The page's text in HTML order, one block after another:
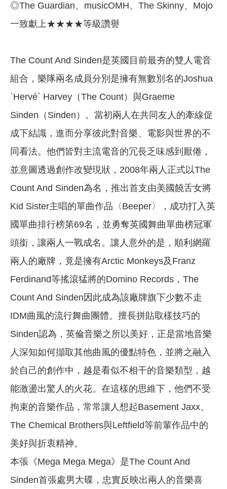
◎The Guardian、musicOMH、The Skinny、Mojo
一致獻上★★★★等級讚譽
The Count And Sinden是英國目前最夯的雙人電音
組合，樂隊兩名成員分別是擁有無數別名的Joshua
`Hervé` Harvey（The Count）與Graeme
Sinden（Sinden）。當初兩人在共同友人的牽線促
成下結識，進而分享彼此對音樂、電影與世界的不
同看法。他們皆對主流電音的冗長乏味感到厭倦，
並意圖透過創作改變現狀，2008年兩人正式以The
Count And Sinden為名，推出首支由美國饒舌女將
Kid Sister主唱的單曲作品〈Beeper〉，成功打入英
國單曲排行榜第69名，並勇奪英國舞曲單曲榜冠軍
頭銜，讓兩人一戰成名。讓人意外的是，順利網羅
兩人的廠牌，竟是擁有Arctic Monkeys及Franz
Ferdinand等搖滾猛將的Domino Records，The
Count And Sinden因此成為該廠牌旗下少數不走
IDM曲風的流行舞曲團體。擅長拼貼取樣技巧的
Sinden認為，英倫音樂之所以美好，正是當地音樂
人深知如何擷取其他曲風的優點特色，並將之融入
於自己的創作中，越是看似不相干的音樂類型，越
能激盪出驚人的火花。在這樣的思維下，他們不受
拘束的音樂作品，常常讓人想起Basement Jaxx、
The Chemical Brothers與Leftfield等前輩作品中的
美好與折衷精神。
本張《Mega Mega Mega》是The Count And
Sinden首張處男大碟，忠實反映出兩人的音樂喜